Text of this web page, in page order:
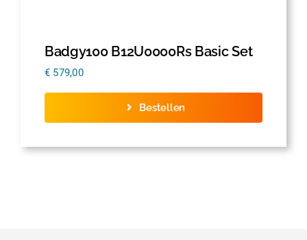
Badgy100 B12U0000Rs Basic Set
€ 579,00
Bestellen